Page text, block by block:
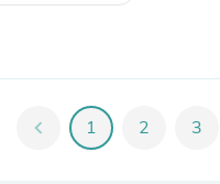
chevron_left 1 2 3